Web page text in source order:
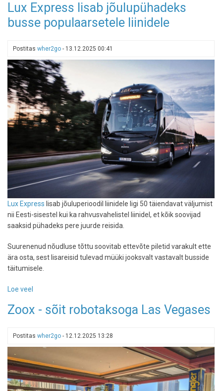
Air
avas
esimese
Tallinna
ja
Budapesti
vahel
Lux Express lisab jõulupühadeks
busse populaarsetele liinidele
Postitas wher2go - 13.12.2025 00:41
Lux Express lisab jõuluperioodil liinidele ligi 50 täiendavat väljumist
nii Eesti-sisestel kui ka rahvusvahelistel liinidel, et kõik soovijad
saaksid pühadeks pere juurde reisida.
Suurenenud nõudluse tõttu soovitab ettevõte piletid varakult ette
ära osta, sest lisareisid tulevad müüki jooksvalt vastavalt busside
täitumisele.
Loe veel
Express
jõulupühadeks
liinidele
Zoox - sõit robotaksoga Las Vegases
Postitas wher2go - 12.12.2025 13:28